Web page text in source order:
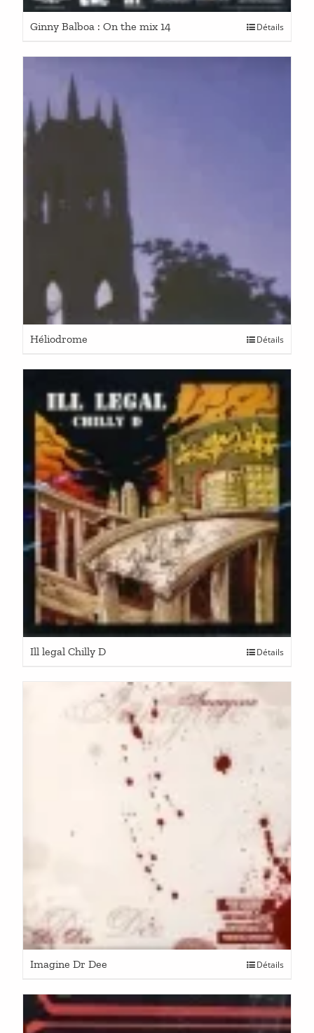
Ginny Balboa : On the mix 14 Détails
Héliodrome Détails
Ill legal Chilly D Détails
Imagine Dr Dee Détails